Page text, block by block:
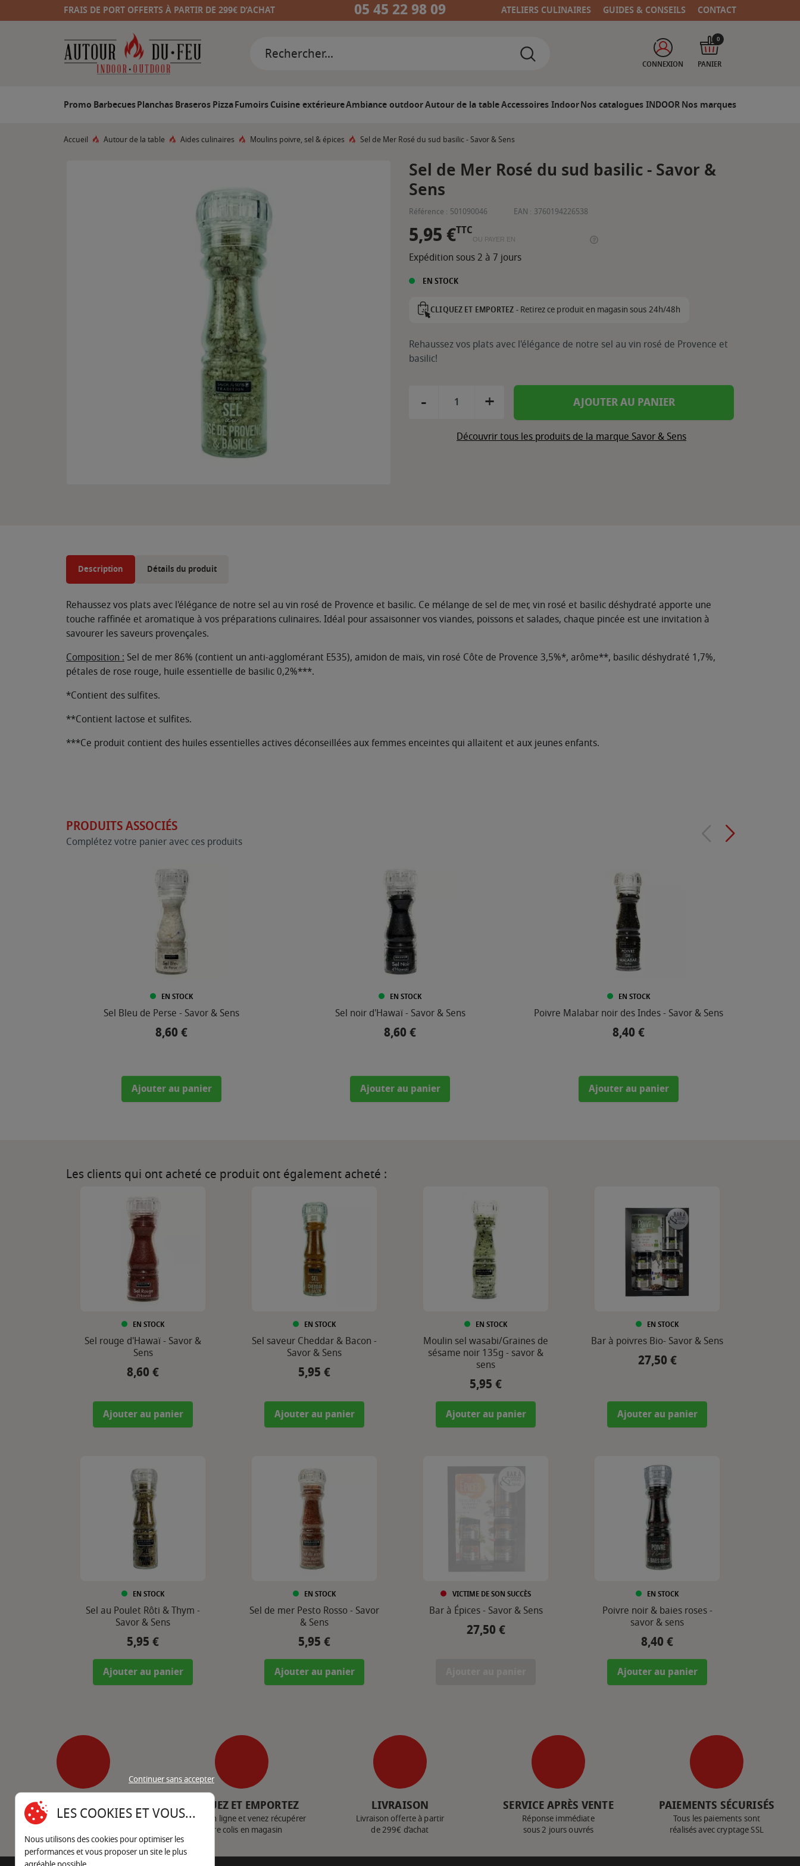
FRAIS DE PORT OFFERTS À PARTIR DE 299€ D’ACHAT 05 45 22 98 09 ATELIERS CULINAIRES GUIDES & CONSEILS CONTACT
CONNEXION PANIER
0
Promo BarbecuesPlanchasBraserosPizzaFumoirsCuisine extérieureAmbiance outdoorAutour de la tableAccessoires IndoorNos catalogues INDOORNos marques
Accueil Autour de la table Aides culinaires Moulins poivre, sel & épices Sel de Mer Rosé du sud basilic - Savor & Sens
Sel de Mer Rosé du sud basilic - Savor &
Sens
Référence : 501090046 EAN : 3760194226538
5,95 €TTC
OU PAYER EN
Expédition sous 2 à 7 jours
EN STOCK
CLIQUEZ ET EMPORTEZ -Retirez ce produit en magasin sous 24h/48h
Rehaussez vos plats avec l'élégance de notre sel au vin rosé de Provence et
basilic!
- + AJOUTER AU PANIER
Découvrir tous les produits de la marque Savor & Sens
Description Détails du produit
Rehaussez vos plats avec l'élégance de notre sel au vin rosé de Provence et basilic. Ce mélange de sel de mer, vin rosé et basilic déshydraté apporte une
touche raffinée et aromatique à vos préparations culinaires. Idéal pour assaisonner vos viandes, poissons et salades, chaque pincée est une invitation à
savourer les saveurs provençales.
Composition : Sel de mer 86% (contient un anti-agglomérant E535), amidon de maïs, vin rosé Côte de Provence 3,5%*, arôme**, basilic déshydraté 1,7%,
pétales de rose rouge, huile essentielle de basilic 0,2%***.
*Contient des sulfites.
**Contient lactose et sulfites.
***Ce produit contient des huiles essentielles actives déconseillées aux femmes enceintes qui allaitent et aux jeunes enfants.
PRODUITS ASSOCIÉS
Complétez votre panier avec ces produits
EN STOCK
Sel Bleu de Perse - Savor & Sens
Prix
8,60 €
Ajouter au panier
EN STOCK
Sel noir d'Hawaï - Savor & Sens
Prix
8,60 €
Ajouter au panier
EN STOCK
Poivre Malabar noir des Indes - Savor & Sens
Prix
8,40 €
Ajouter au panier
Les clients qui ont acheté ce produit ont également acheté :
EN STOCK
Sel rouge d'Hawaï - Savor &
Sens
Prix
8,60 €
Ajouter au panier
EN STOCK
Sel saveur Cheddar & Bacon -
Savor & Sens
Prix
5,95 €
Ajouter au panier
EN STOCK
Moulin sel wasabi/Graines de
sésame noir 135g - savor &
sens
Prix
5,95 €
Ajouter au panier
EN STOCK
Bar à poivres Bio- Savor & Sens
Prix
27,50 €
Ajouter au panier
EN STOCK
Sel au Poulet Rôti & Thym -
Savor & Sens
Prix
5,95 €
Ajouter au panier
EN STOCK
Sel de mer Pesto Rosso - Savor
& Sens
Prix
5,95 €
Ajouter au panier
VICTIME DE SON SUCCÈS
Bar à Épices - Savor & Sens
Prix
27,50 €
EN STOCK
Poivre noir & baies roses -
savor & sens
Prix
8,40 €
Ajouter au panier
SERVICE CLIENT
Nous contacter
CLIQUEZ ET EMPORTEZ
Achetez en ligne et venez récupérer
votre colis en magasin
LIVRAISON
Livraison offerte à partir
de 299€ d’achat
SERVICE APRÈS VENTE
Réponse immédiate
sous 2 jours ouvrés
PAIEMENTS SÉCURISÉS
Tous les paiements sont
réalisés avec cryptage SSL
Continuer sans accepter
LES COOKIES ET VOUS...
Nous utilisons des cookies pour optimiser les
performances et vous proposer un site le plus